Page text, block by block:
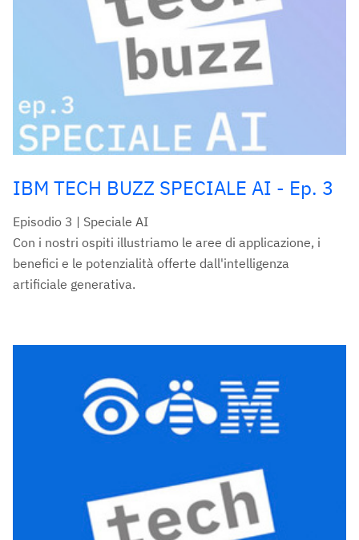
IBM TECH BUZZ SPECIALE AI - Ep. 3
Episodio 3 | Speciale AI
Con i nostri ospiti illustriamo le aree di applicazione, i
benefici e le potenzialità offerte dall'intelligenza
artificiale generativa.